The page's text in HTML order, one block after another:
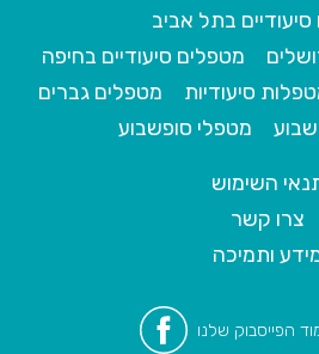
בתל אביב
מטפלים סיעודיים בחיפה
סיעודיות
מטפלים גברים
מטפלי סופשבוע
השימוש
צרו קשר
ותמיכה
הפייסבוק שלנו